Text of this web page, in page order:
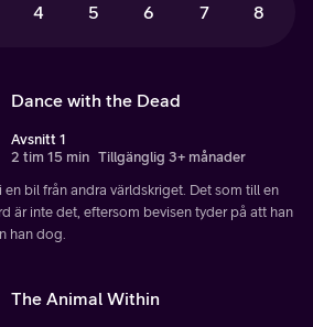
4 5 6 7 8
Dance with the Dead
Avsnitt 1
2 tim 15 min Tillgänglig 3+ månader
bil från andra världskriget. Det som till en
är inte det, eftersom bevisen tyder på att han
han dog.
The Animal Within